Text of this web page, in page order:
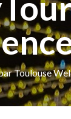
Toulouse